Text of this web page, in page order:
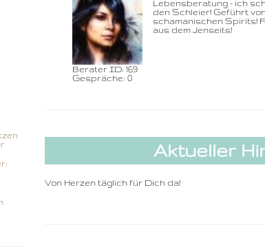
Lebensberatung - ich
den Schleier! Geführt
schamanischen Spirits!
aus dem Jenseits!
Berater ID: 169
Gespräche: 0
Aktueller
Von Herzen täglich für Dich da!